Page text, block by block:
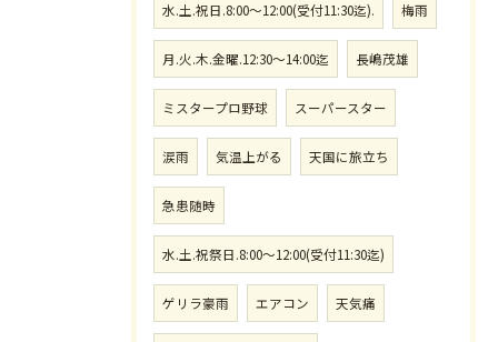
水.土.祝日.8:00〜12:00(受付11:30迄). 梅雨
月.火.木.金曜.12:30〜14:00迄 長嶋茂雄
ミスタープロ野球 スーパースター
涙雨 気温上がる 天国に旅立ち
急患随時
水.土.祝祭日.8:00〜12:00(受付11:30迄)
ゲリラ豪雨 エアコン 天気痛